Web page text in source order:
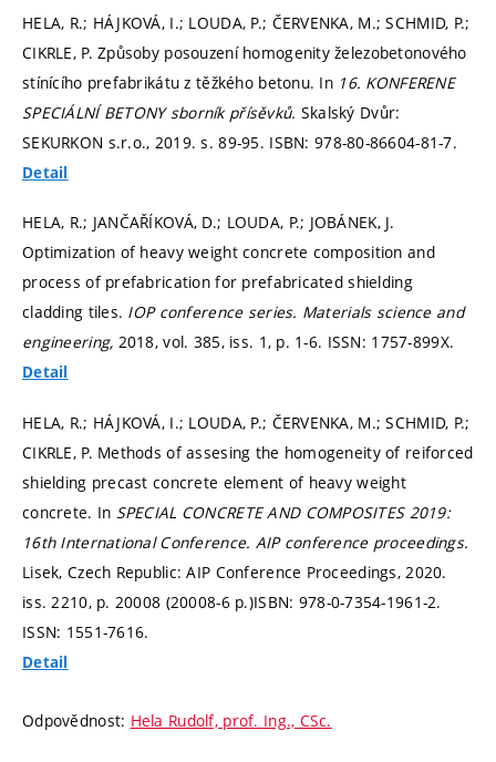
HELA, R.; HÁJKOVÁ, I.; LOUDA, P.; ČERVENKA, M.; SCHMID, P.;
CIKRLE, P. Způsoby posouzení homogenity železobetonového
stínícího prefabrikátu z těžkého betonu. In 16. KONFERENE
SPECIÁLNÍ BETONY sborník přísěvků. Skalský Dvůr:
SEKURKON s.r.o., 2019.s. 89-95. ISBN: 978-80-86604-81-7.
Detail
HELA, R.; JANČAŘÍKOVÁ, D.; LOUDA, P.; JOBÁNEK, J.
Optimization of heavy weight concrete composition and
process of prefabrication for prefabricated shielding
cladding tiles. IOP conference series. Materials science and
engineering, 2018, vol. 385, iss. 1, p. 1-6. ISSN: 1757-899X.
Detail
HELA, R.; HÁJKOVÁ, I.; LOUDA, P.; ČERVENKA, M.; SCHMID, P.;
CIKRLE, P. Methods of assesing the homogeneity of reiforced
shielding precast concrete element of heavy weight
concrete. In SPECIAL CONCRETE AND COMPOSITES 2019:
16th International Conference. AIP conference proceedings.
Lisek, Czech Republic: AIP Conference Proceedings, 2020.
iss. 2210, p. 20008 (20008-6 p.)ISBN: 978-0-7354-1961-2.
ISSN: 1551-7616.
Detail
Odpovědnost: Hela Rudolf, prof. Ing., CSc.